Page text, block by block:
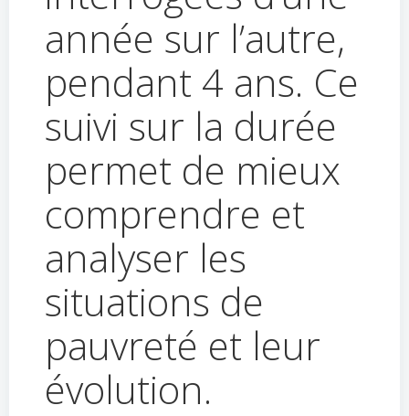
année sur l’autre,
pendant 4 ans. Ce
suivi sur la durée
permet de mieux
comprendre et
analyser les
situations de
pauvreté et leur
évolution.